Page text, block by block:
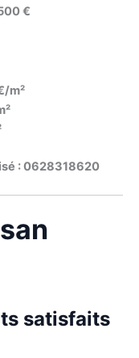
€
m²
: 0628318620
satisfaits